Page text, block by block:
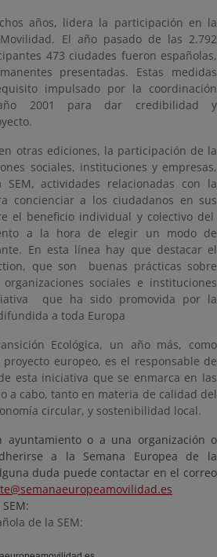
años, lidera la participación en la
El año pasado de las 2.792
473 ciudades fueron españolas,
presentadas. Estas medidas
impulsado por la coordinación
2001 para dar credibilidad y
otras ediciones, la participación de la
sociales, instituciones y empresas,
actividades relacionadas con la
concienciar a los ciudadanos en sus
el beneficio individual y colectivo del
a la hora de elegir un modo de
En esta línea hay que destacar el
que son buenas prácticas sobre
sociales e instituciones
que ha sido promovida por la
a toda Europa
Ecológica, un año más, como
europeo, es el responsable de
esta iniciativa que se enmarca en las
a cabo, tanto en materia de calidad del
circular, y sostenibilidad local.
ayuntamiento o a una organización o
a la Semana Europea de la
duda puede contactar en el correo
de la SEM: